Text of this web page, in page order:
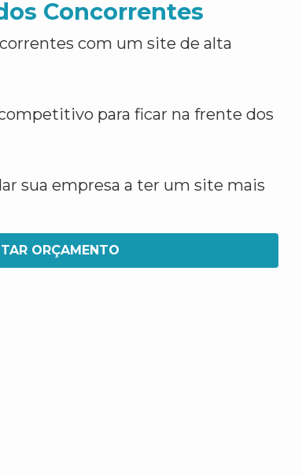
Concorrentes
com um site de alta
para ficar na frente dos
sua empresa a ter um site mais
ORÇAMENTO